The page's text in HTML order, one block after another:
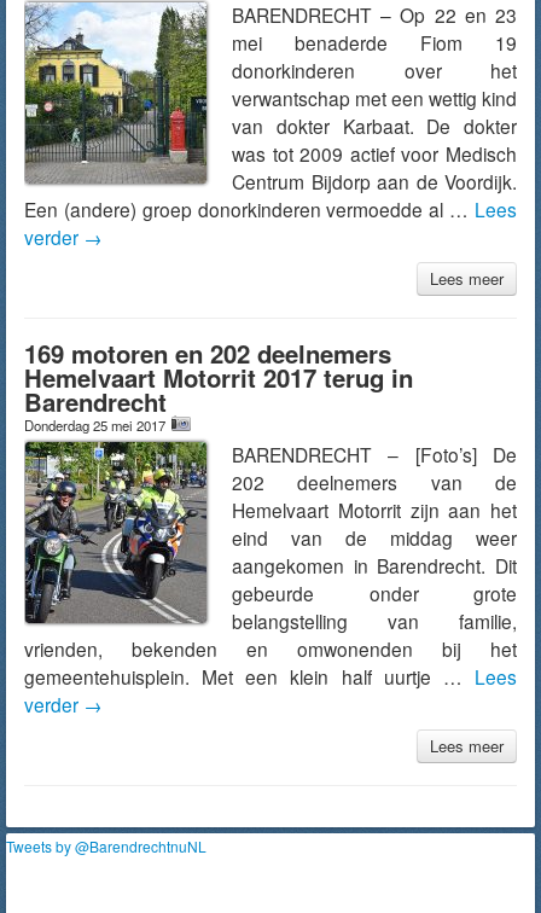
BARENDRECHT – Op 22 en 23
mei benaderde Fiom 19
donorkinderen over het
verwantschap met een wettig kind
van dokter Karbaat. De dokter
was tot 2009 actief voor Medisch
Centrum Bijdorp aan de Voordijk.
Een (andere) groep donorkinderen vermoedde al … Lees
verder →
Lees meer
169 motoren en 202 deelnemers
Hemelvaart Motorrit 2017 terug in
Barendrecht
Donderdag 25 mei 2017
BARENDRECHT – [Foto’s] De
202 deelnemers van de
Hemelvaart Motorrit zijn aan het
eind van de middag weer
aangekomen in Barendrecht. Dit
gebeurde onder grote
belangstelling van familie,
vrienden, bekenden en omwonenden bij het
gemeentehuisplein. Met een klein half uurtje … Lees
verder →
Lees meer
Tweets by @BarendrechtnuNL